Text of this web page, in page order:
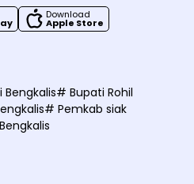
Download
Apple Store
# Bupati Rohil
# Pemkab siak